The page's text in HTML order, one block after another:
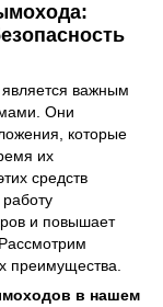
важным
Они
которые
их
средств
и повышает
преимущества.
в нашем